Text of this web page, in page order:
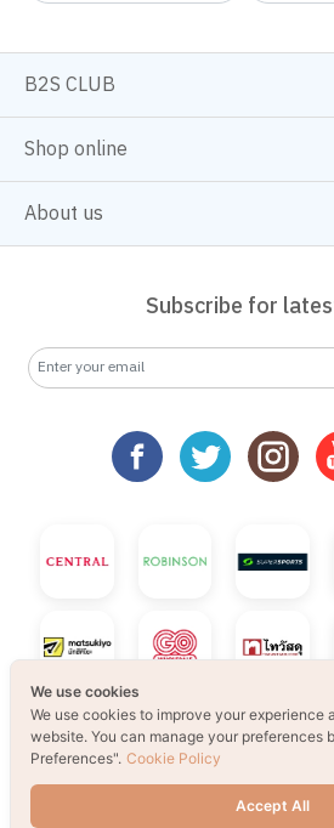
B2S CLUB
Shop online
About us
Subscribe for
We use cookies
We use cookies to improve your experience
website. You can manage your preferences
Preferences". Cookie Policy
Accept All